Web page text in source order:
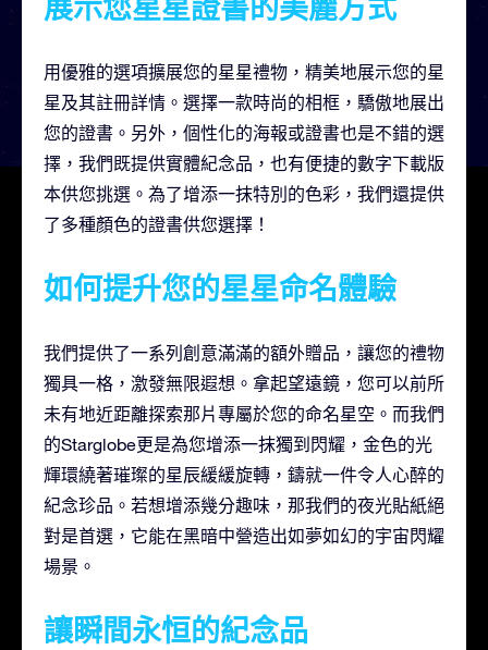
展示您星星證書的美麗方式
用優雅的選項擴展您的星星禮物，精美地展示您的星
星及其註冊詳情。選擇一款時尚的相框，驕傲地展出
您的證書。另外，個性化的海報或證書也是不錯的選
擇，我們既提供實體紀念品，也有便捷的數字下載版
本供您挑選。為了增添一抹特別的色彩，我們還提供
了多種顏色的證書供您選擇！
如何提升您的星星命名體驗
我們提供了一系列創意滿滿的額外贈品，讓您的禮物
獨具一格，激發無限遐想。拿起望遠鏡，您可以前所
未有地近距離探索那片專屬於您的命名星空。而我們
的Starglobe更是為您增添一抹獨到閃耀，金色的光
輝環繞著璀璨的星辰緩緩旋轉，鑄就一件令人心醉的
紀念珍品。若想增添幾分趣味，那我們的夜光貼紙絕
對是首選，它能在黑暗中營造出如夢如幻的宇宙閃耀
場景。
讓瞬間永恒的紀念品